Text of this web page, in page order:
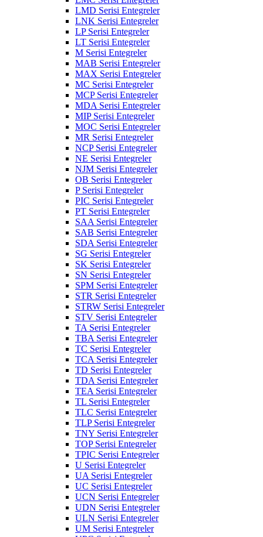
LMD Serisi Entegreler
LNK Serisi Entegreler
LP Serisi Entegreler
LT Serisi Entegreler
M Serisi Entegreler
MAB Serisi Entegreler
MAX Serisi Entegreler
MC Serisi Entegreler
MCP Serisi Entegreler
MDA Serisi Entegreler
MIP Serisi Entegreler
MOC Serisi Entegreler
MR Serisi Entegreler
NCP Serisi Entegreler
NE Serisi Entegreler
NJM Serisi Entegreler
OB Serisi Entegreler
P Serisi Entegreler
PIC Serisi Entegreler
PT Serisi Entegreler
SAA Serisi Entegreler
SAB Serisi Entegreler
SDA Serisi Entegreler
SG Serisi Entegreler
SK Serisi Entegreler
SN Serisi Entegreler
SPM Serisi Entegreler
STR Serisi Entegreler
STRW Serisi Entegreler
STV Serisi Entegreler
TA Serisi Entegreler
TBA Serisi Entegreler
TC Serisi Entegreler
TCA Serisi Entegreler
TD Serisi Entegreler
TDA Serisi Entegreler
TEA Serisi Entegreler
TL Serisi Entegreler
TLC Serisi Entegreler
TLP Serisi Entegreler
TNY Serisi Entegreler
TOP Serisi Entegreler
TPIC Serisi Entegreler
U Serisi Entegreler
UA Serisi Entegreler
UC Serisi Entegreler
UCN Serisi Entegreler
UDN Serisi Entegreler
ULN Serisi Entegreler
UM Serisi Entegreler